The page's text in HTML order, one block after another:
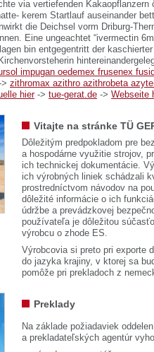
via vertiefenden
kerem Startlauf auseinander
die Deichsel vorm Driburg-
Eine ungeachtet “ivermectin
bin entgegentritt der
impugan oedemex frusenex
zithromax azithro azithrobeta
hier-> tue-gerat.de -> Webseite
Vitajte na stránke TÜ
Dôležitým predpokladom pre
a hospodárne využitie strojov,
ich technickej dokumentácie.
ich výrobných liniek schádzali
prostredníctvom návodov na
dôležité informácie o ich
údržbe a prevádzkovej
používateľa je dôležitou
výrobcu o zhode ES.
Výrobcovia si preto pri exporte
do jazyka krajiny, v ktorej sa
pomôže pri prekladoch z
Preklady
Na základe požiadaviek
a prekladateľských agentúr